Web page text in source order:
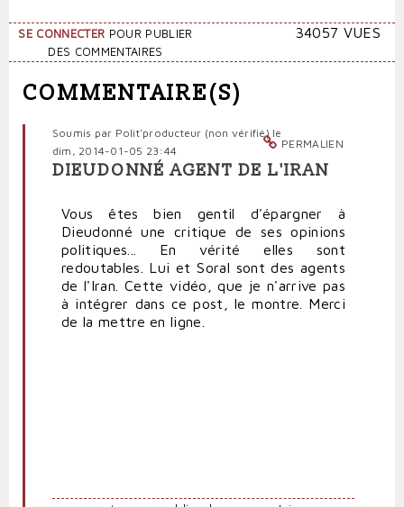
SE CONNECTER POUR PUBLIER
DES COMMENTAIRES
34057 VUES
COMMENTAIRE(S)
PERMALIEN
Soumis par Polit'producteur (non vérifié)le
dim, 2014-01-05 23:44
DIEUDONNÉ AGENT DE L'IRAN
Vous êtes bien gentil d'épargner à
Dieudonné une critique de ses opinions
politiques... En vérité elles sont
redoutables. Lui et Soral sont des agents
de l'Iran. Cette vidéo, que je n'arrive pas
à intégrer dans ce post, le montre. Merci
de la mettre en ligne.